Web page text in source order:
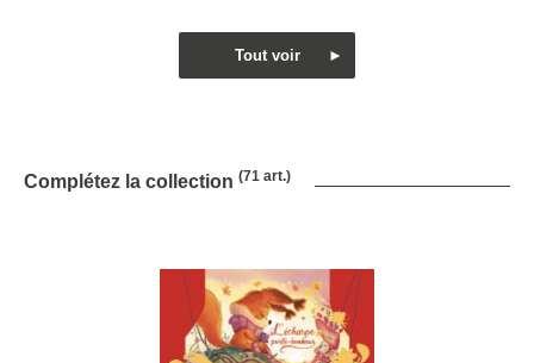
Complétez la collection (71 art.)